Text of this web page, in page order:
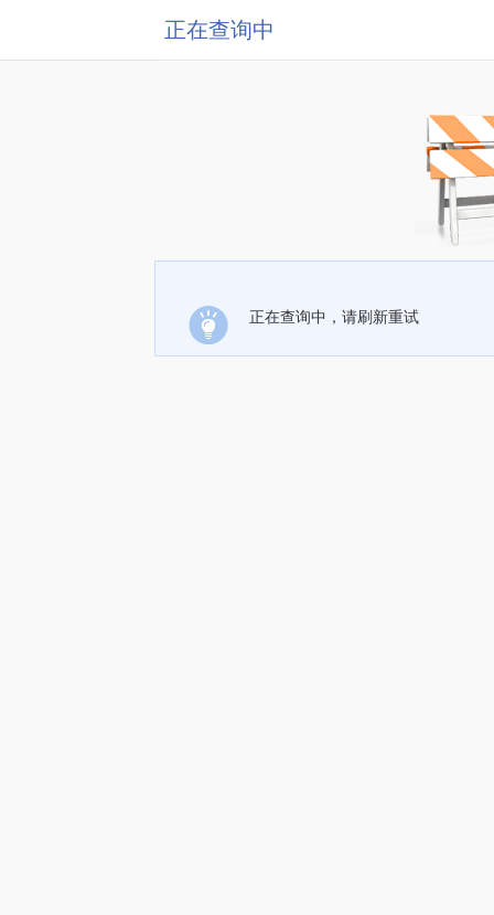
正在查询中
正在查询中，请刷新重试